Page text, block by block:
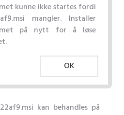
kunne ikke startes fordi
mangler. Installer
på nytt for å løse
OK
kan behandles på